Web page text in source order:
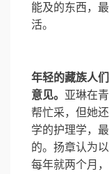
能及的东西，
活。
年轻的藏族人
意见。 亚琳在
帮忙采，但她
学的护理学，
的。扬章认为
每年就两个月